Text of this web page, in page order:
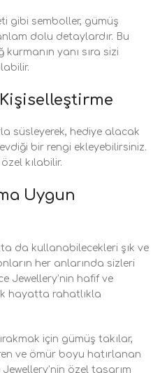
gibi semboller, gümüş
dolu detaylardır. Bu
yanı sıra sizi
süsleyerek, hediye alacak
bir rengi ekleyebilirsiniz.
kılabilir.
Uygun
da kullanabilecekleri şık ve
her anlarında sizleri
Jewellery’nin hafif ve
hayatta rahatlıkla
için gümüş takılar,
ve ömür boyu hatırlanan
özel tasarım